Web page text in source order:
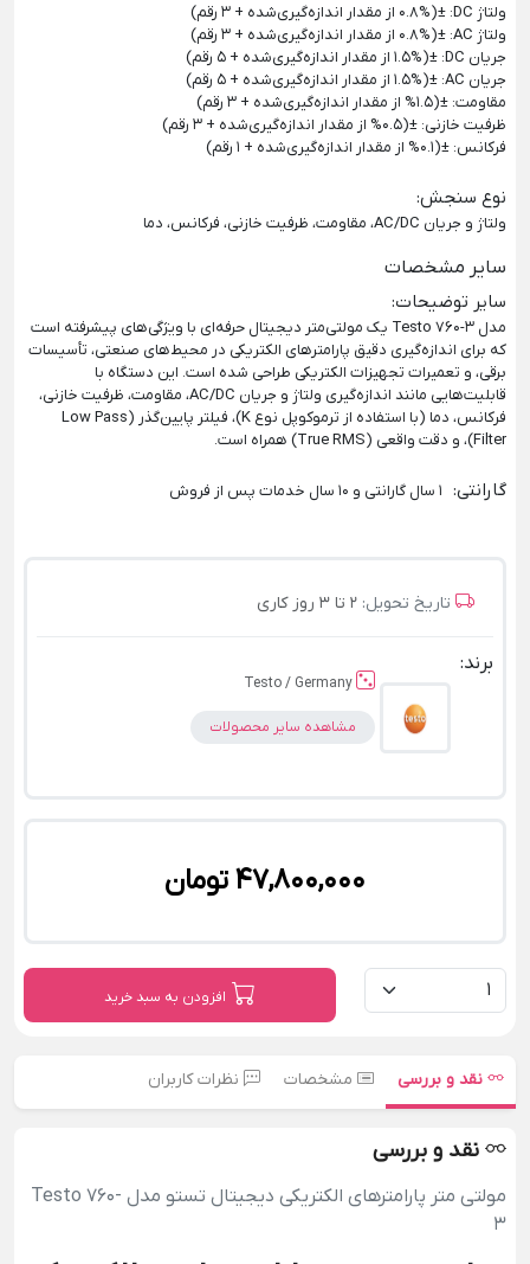
ولتاژ DC:
±(0.8% از مقدار اندازه‌گیری‌شده + 3 رقم)
ولتاژ AC:
±(0.8% از مقدار اندازه‌گیری‌شده + 3 رقم)
جریان DC:
±(1.5% از مقدار اندازه‌گیری‌شده + 5 رقم)
جریان AC:
±(1.5% از مقدار اندازه‌گیری‌شده + 5 رقم)
مقاومت: ±(1.5% از مقدار اندازه‌گیری‌شده + 3 رقم)
ظرفیت خازنی: ±(0.5% از مقدار اندازه‌گیری‌شده + 3 رقم)
فرکانس: ±(0.1% از مقدار اندازه‌گیری‌شده + 1 رقم)
نوع سنجش:
ولتاژ و جریان AC/DC، مقاومت، ظرفیت خازنی، فرکانس، دما
سایر مشخصات
سایر توضیحات:
مدل Testo 760-3 یک مولتی‌متر دیجیتال حرفه‌ای با ویژگی‌های پیشرفته است
که برای اندازه‌گیری دقیق پارامترهای الکتریکی در محیط‌های صنعتی، تأسیسات
برقی، و تعمیرات تجهیزات الکتریکی طراحی شده است. این دستگاه با
قابلیت‌هایی مانند اندازه‌گیری ولتاژ و جریان AC/DC، مقاومت، ظرفیت خازنی،
فرکانس، دما (با استفاده از ترموکوپل نوع K)، فیلتر پایین‌گذر (Low Pass
Filter)، و دقت واقعی (True RMS) همراه است.
گارانتی: 1 سال گارانتی و 10 سال خدمات پس از فروش
تاریخ تحویل: 2 تا 3 روز کاری
برند:
Testo / Germany
مشاهده سایر محصولات
47,800,000 تومان
افزودن به سبد خرید
نقد و بررسی مشخصات نظرات کاربران
نقد و بررسی
مولتی متر پارامترهای الکتریکی دیجیتال تستو مدل Testo 760-
3